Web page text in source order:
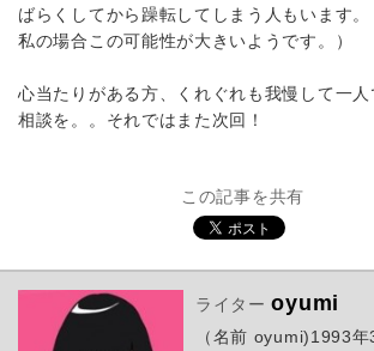
ばらくしてから躁転してしまう人もいます。
私の場合この可能性が大きいようです。）
心当たりがある方、くれぐれも我慢して一
相談を。。それではまた次回！
この記事を共有
ライターoyumi
（名前 oyumi)1993年